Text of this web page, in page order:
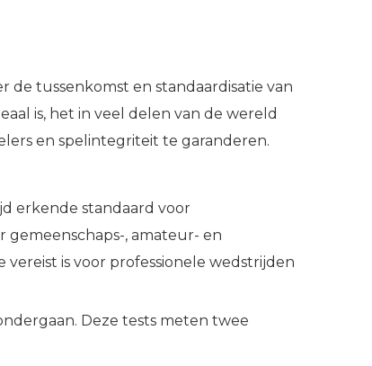
tussenkomst en standaardisatie van
is, het in veel delen van de wereld
en spelintegriteit te garanderen.
erkende standaard voor
gemeenschaps-, amateur- en
vereist is voor professionele wedstrijden
Deze tests meten twee